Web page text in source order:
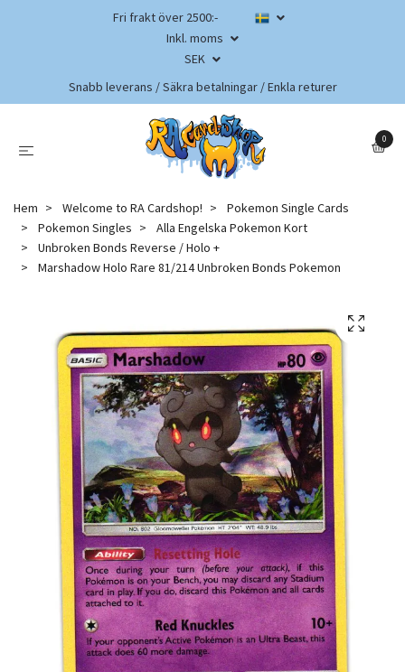
Fri frakt över 2500:-
Inkl. moms
SEK
Snabb leverans / Säkra betalningar / Enkla returer
0
Hem Welcome to RA Cardshop!
Pokemon Single Cards
Pokemon Singles
Alla Engelska Pokemon Kort
Unbroken Bonds Reverse / Holo +
Marshadow Holo Rare 81/214 Unbroken Bonds Pokemon